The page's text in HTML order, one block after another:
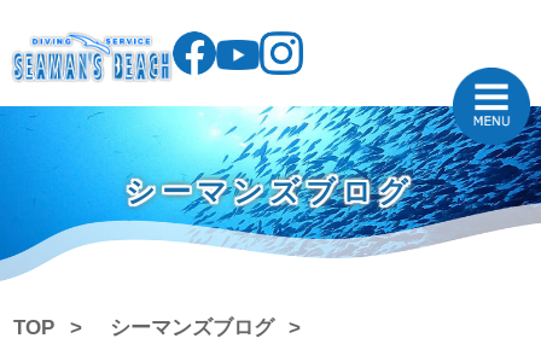
シーマンズブログ
TOP
シーマンズブログ